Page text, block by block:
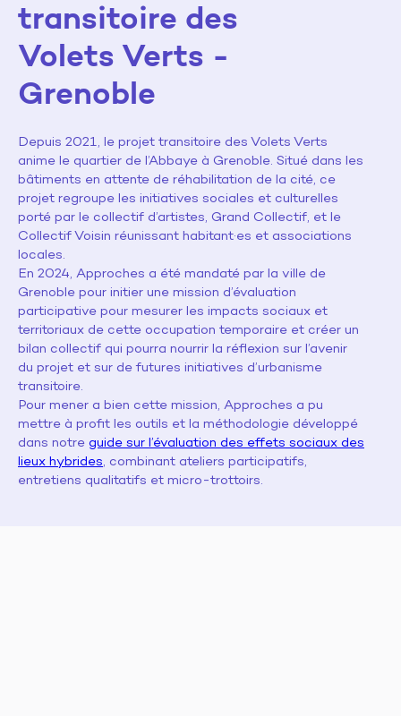
transitoire des
Volets Verts -
Grenoble
Depuis 2021, le projet transitoire des Volets Verts
anime le quartier de l’Abbaye à Grenoble. Situé dans les
bâtiments en attente de réhabilitation de la cité, ce
projet regroupe les initiatives sociales et culturelles
porté par le collectif d’artistes, Grand Collectif, et le
Collectif Voisin réunissant habitant·es et associations
locales.
En 2024, Approches a été mandaté par la ville de
Grenoble pour initier une mission d’évaluation
participative pour mesurer les impacts sociaux et
territoriaux de cette occupation temporaire et créer un
bilan collectif qui pourra nourrir la réflexion sur l’avenir
du projet et sur de futures initiatives d’urbanisme
transitoire.
Pour mener a bien cette mission, Approches a pu
mettre à profit les outils et la méthodologie développé
dans notre guide sur l’évaluation des effets sociaux des
lieux hybrides, combinant ateliers participatifs,
entretiens qualitatifs et micro-trottoirs.